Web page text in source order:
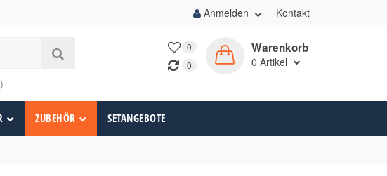
Anmelden Kontakt
0
0
Warenkorb
0 Artikel
ZUBEHÖR SETANGEBOTE